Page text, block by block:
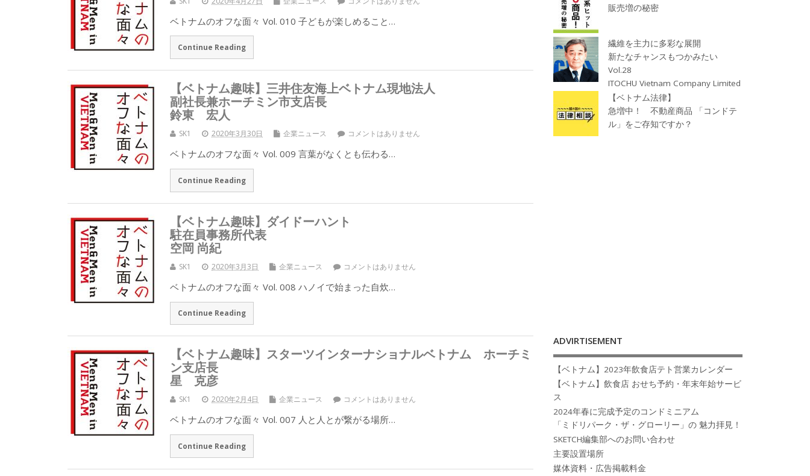
ベトナムのオフな面々 Vol. 010 子どもが楽しめること…
Continue Reading
【ベトナム趣味】三井住友海上ベトナム現地法人
副社長兼ホーチミン市支店長
鈴東 宏人
SK1 2020年3月30日 企業ニュース コメントはありません
ベトナムのオフな面々 Vol. 009 言葉がなくとも伝わる…
Continue Reading
【ベトナム趣味】ダイドーハント
駐在員事務所代表
空岡 尚紀
SK1 2020年3月3日 企業ニュース コメントはありません
ベトナムのオフな面々 Vol. 008 ハノイで始まった自炊…
Continue Reading
【ベトナム趣味】スターツインターナショナルベトナム ホーチミ
ン支店長
星 克彦
SK1 2020年2月4日 企業ニュース コメントはありません
ベトナムのオフな面々 Vol. 007 人と人とが繋がる場所…
Continue Reading
販売増の秘密
繊維を主力に多彩な展開
新たなチャンスもつかみたい
Vol.28
ITOCHU Vietnam Company Limited
【ベトナム法律】
急増中！ 不動産商品 「コンドテ
ル」をご存知ですか？
ADVIRTISEMENT
【ベトナム】2023年飲食店テト営業カレンダー
【ベトナム】飲食店 おせち予約・年末年始サービ
ス
2024年春に完成予定のコンドミニアム
「ミドリパーク・ザ・グローリー」の 魅力拝見！
SKETCH編集部へのお問い合わせ
主要設置場所
媒体資料・広告掲載料金